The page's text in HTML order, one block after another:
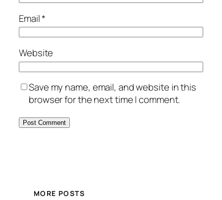
Email*
Website
Save my name, email, and website in this
browser for the next time I comment.
MORE POSTS